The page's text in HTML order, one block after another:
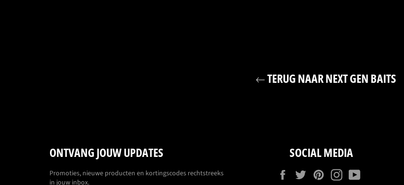
TERUG NAAR NEXT GEN BAITS
ONTVANG JOUW UPDATES
Promoties, nieuwe producten en kortingscodes rechtstreeks
in jouw inbox.
SOCIAL MEDIA
FacebookTwitterPinterestInstagram